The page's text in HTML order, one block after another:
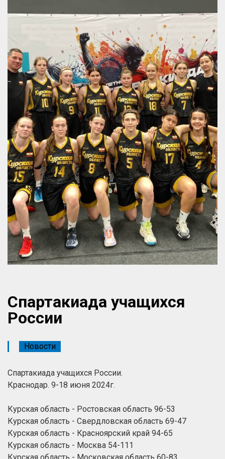
Спартакиада учащихся
России
Новости
Спартакиада учащихся России.
Краснодар. 9-18 июня 2024г.
Курская область - Ростовская область 96-53
Курская область - Свердловская область 69-47
Курская область - Красноярский край 94-65
Курская область - Москва 54-111